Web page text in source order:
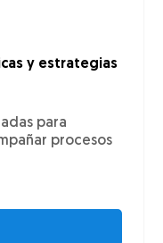
y estrategias
para
procesos